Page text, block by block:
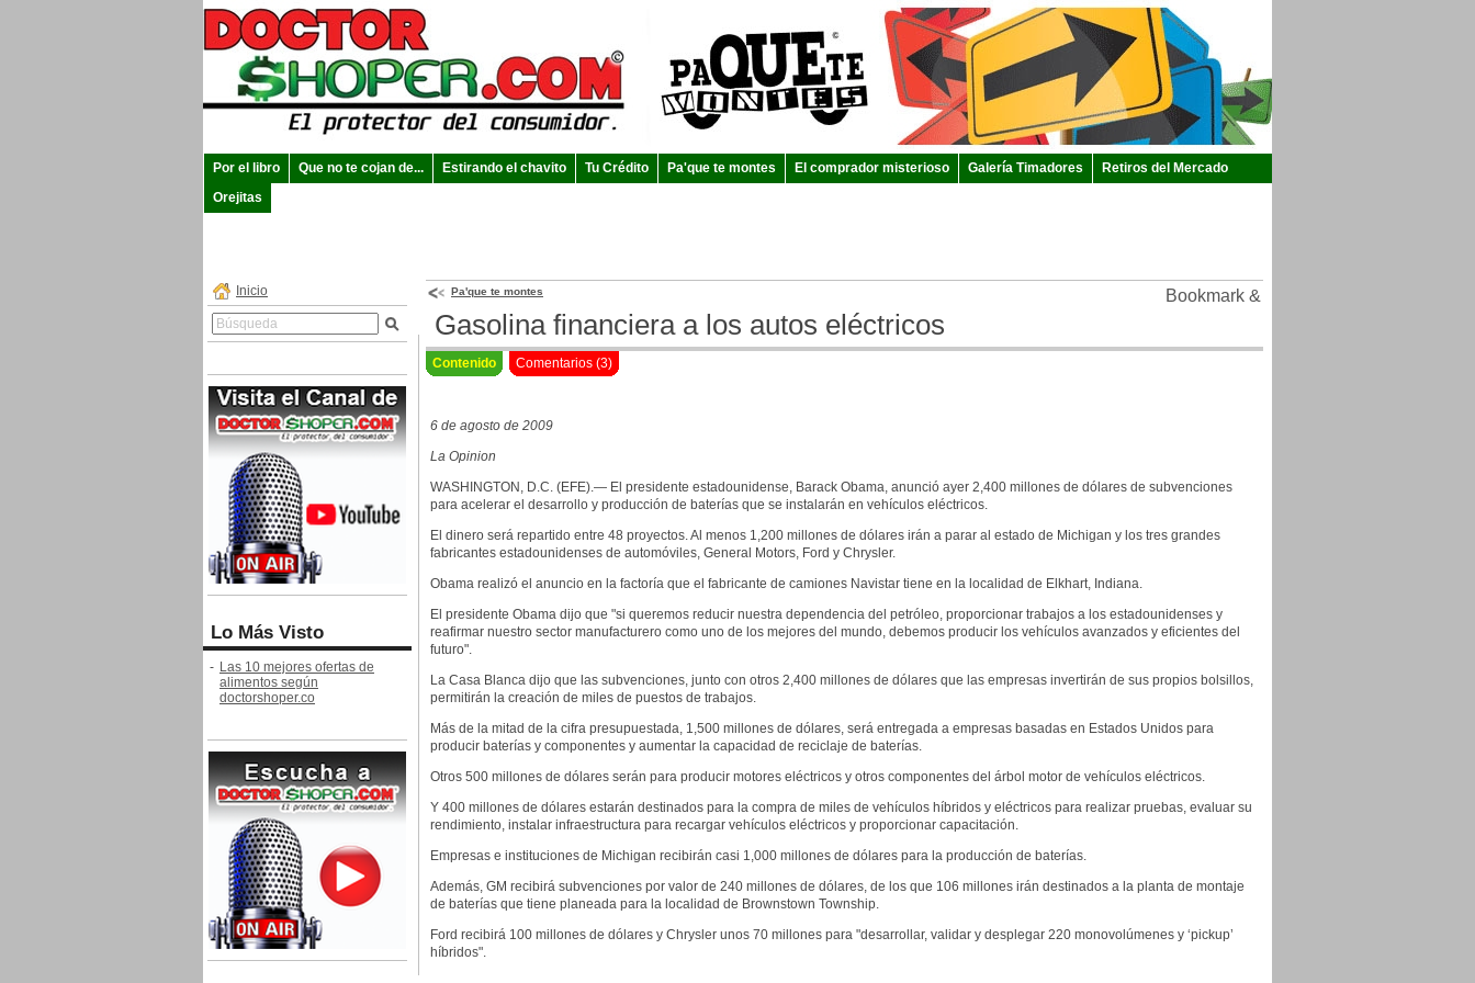
Por el libro Que no te cojan de... Estirando el chavito Tu Crédito Pa'que te montes El comprador misterioso Galería Timadores
Retiros del Mercado
Orejitas
Inicio
Lo Más Visto
- Las 10 mejores ofertas de
alimentos según
doctorshoper.co
Pa'que te montes
Gasolina financiera a los autos eléctricos
Contenido Comentarios (3)
6 de agosto de 2009
La Opinion
WASHINGTON, D.C. (EFE).— El presidente estadounidense, Barack Obama, anunció ayer 2,400 millones de dólares de subvenciones
para acelerar el desarrollo y producción de baterías que se instalarán en vehículos eléctricos.
El dinero será repartido entre 48 proyectos. Al menos 1,200 millones de dólares irán a parar al estado de Michigan y los tres grandes
fabricantes estadounidenses de automóviles, General Motors, Ford y Chrysler.
Obama realizó el anuncio en la factoría que el fabricante de camiones Navistar tiene en la localidad de Elkhart, Indiana.
El presidente Obama dijo que "si queremos reducir nuestra dependencia del petróleo, proporcionar trabajos a los estadounidenses y
reafirmar nuestro sector manufacturero como uno de los mejores del mundo, debemos producir los vehículos avanzados y eficientes del
futuro".
La Casa Blanca dijo que las subvenciones, junto con otros 2,400 millones de dólares que las empresas invertirán de sus propios bolsillos,
permitirán la creación de miles de puestos de trabajos.
Más de la mitad de la cifra presupuestada, 1,500 millones de dólares, será entregada a empresas basadas en Estados Unidos para
producir baterías y componentes y aumentar la capacidad de reciclaje de baterías.
Otros 500 millones de dólares serán para producir motores eléctricos y otros componentes del árbol motor de vehículos eléctricos.
Y 400 millones de dólares estarán destinados para la compra de miles de vehículos híbridos y eléctricos para realizar pruebas, evaluar su
rendimiento, instalar infraestructura para recargar vehículos eléctricos y proporcionar capacitación.
Empresas e instituciones de Michigan recibirán casi 1,000 millones de dólares para la producción de baterías.
Además, GM recibirá subvenciones por valor de 240 millones de dólares, de los que 106 millones irán destinados a la planta de montaje
de baterías que tiene planeada para la localidad de Brownstown Township.
Ford recibirá 100 millones de dólares y Chrysler unos 70 millones para "desarrollar, validar y desplegar 220 monovolúmenes y ‘pickup’
híbridos".